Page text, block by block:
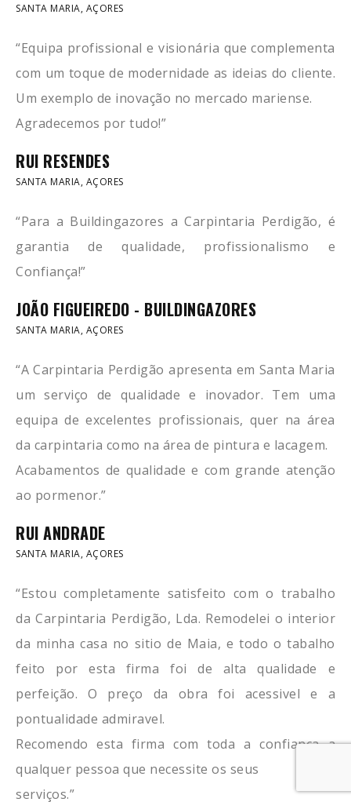
SANTA MARIA, AÇORES
“Equipa profissional e visionária que complementa
com um toque de modernidade as ideias do cliente.
Um exemplo de inovação no mercado mariense.
Agradecemos por tudo!”
RUI RESENDES
SANTA MARIA, AÇORES
“Para a Buildingazores a Carpintaria Perdigão, é
garantia de qualidade, profissionalismo e
Confiança!”
JOÃO FIGUEIREDO - BUILDINGAZORES
SANTA MARIA, AÇORES
“A Carpintaria Perdigão apresenta em Santa Maria
um serviço de qualidade e inovador. Tem uma
equipa de excelentes profissionais, quer na área
da carpintaria como na área de pintura e lacagem.
Acabamentos de qualidade e com grande atenção
ao pormenor.”
RUI ANDRADE
SANTA MARIA, AÇORES
“Estou completamente satisfeito com o trabalho
da Carpintaria Perdigão, Lda. Remodelei o interior
da minha casa no sitio de Maia, e todo o tabalho
feito por esta firma foi de alta qualidade e
perfeição. O preço da obra foi acessivel e a
pontualidade admiravel.
Recomendo esta firma com toda a confiança a
qualquer pessoa que necessite os seus
serviços.”